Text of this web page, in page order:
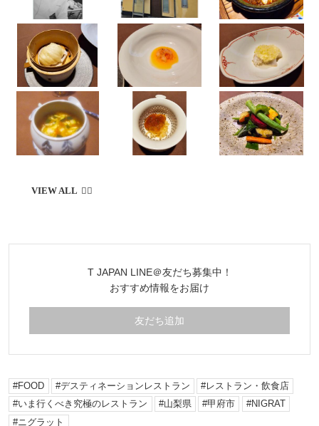
T JAPAN LINE＠友だち募集中！
おすすめ情報をお届け
友だち追加
FOOD デスティネーションレストラン
レストラン・飲食店
いま行くべき究極のレストラン
山梨県 甲府市
NIGRAT
ニグラット